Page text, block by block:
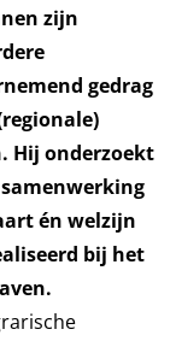
zijn
gedrag
Hij onderzoekt
én welzijn
bij het